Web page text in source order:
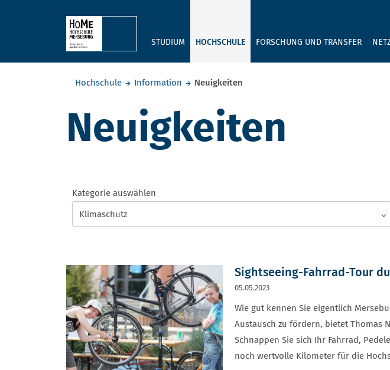
STUDIUM HOCHSCHULE FORSCHUNG UND TRANSFER
Hochschule
Information Neuigkeiten
Neuigkeiten
Kategorie auswählen
Klimaschutz
Sightseeing-Fahrrad-Tour
05.05.2023
Wie gut kennen Sie eigentlich
Austausch zu fördern, bietet Thomas
Schnappen Sie sich Ihr Fahrrad,
noch wertvolle Kilometer für die